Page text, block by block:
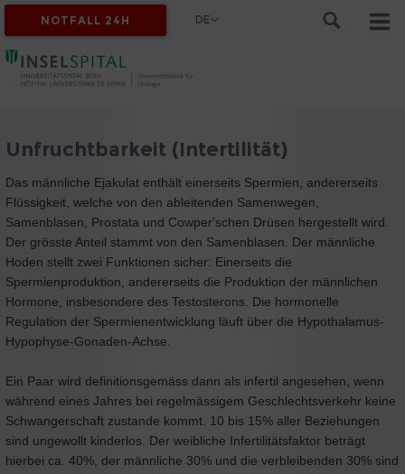
NOTFALL 24H DE
Unfruchtbarkeit (Intertilität)
Das männliche Ejakulat enthält einerseits Spermien, andererseits
Flüssigkeit, welche von den ableitenden Samenwegen,
Samenblasen, Prostata und Cowper'schen Drüsen hergestellt wird.
Der grösste Anteil stammt von den Samenblasen. Der männliche
Hoden stellt zwei Funktionen sicher: Einerseits die
Spermienproduktion, andererseits die Produktion der männlichen
Hormone, insbesondere des Testosterons. Die hormonelle
Regulation der Spermienentwicklung läuft über die Hypothalamus-
Hypophyse-Gonaden-Achse.
Ein Paar wird definitionsgemäss dann als infertil angesehen, wenn
während eines Jahres bei regelmässigem Geschlechtsverkehr keine
Schwangerschaft zustande kommt. 10 bis 15% aller Beziehungen
sind ungewollt kinderlos. Der weibliche Infertilitätsfaktor beträgt
hierbei ca. 40%, der männliche 30% und die verbleibenden 30% sind